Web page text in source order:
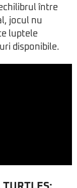
între
jocul nu
luptele
disponibile.